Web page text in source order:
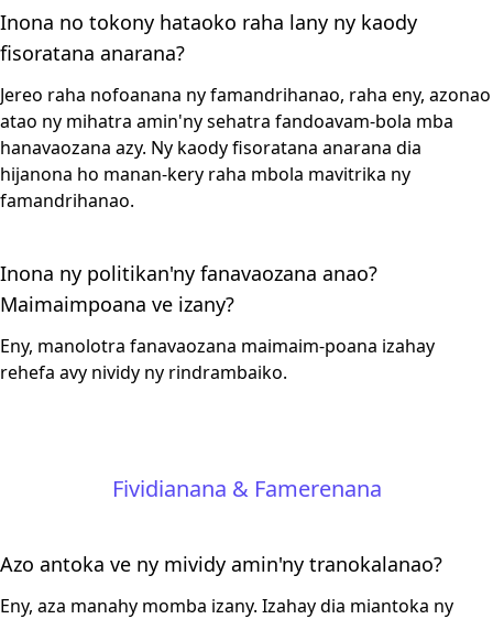
Inona no tokony hataoko raha lany ny kaody
fisoratana anarana?
Jereo raha nofoanana ny famandrihanao, raha eny, azonao
atao ny mihatra amin'ny sehatra fandoavam-bola mba
hanavaozana azy. Ny kaody fisoratana anarana dia
hijanona ho manan-kery raha mbola mavitrika ny
famandrihanao.
Inona ny politikan'ny fanavaozana anao?
Maimaimpoana ve izany?
Eny, manolotra fanavaozana maimaim-poana izahay
rehefa avy nividy ny rindrambaiko.
Fividianana & Famerenana
Azo antoka ve ny mividy amin'ny tranokalanao?
Eny, aza manahy momba izany. Izahay dia miantoka ny